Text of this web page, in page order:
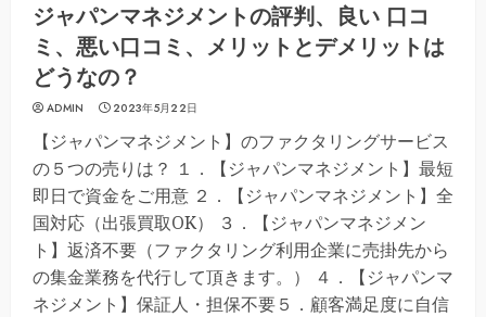
ジャパンマネジメントの評判、良い 口コ
ミ、悪い口コミ、メリットとデメリットは
どうなの？
ADMIN 2023年5月22日
【ジャパンマネジメント】のファクタリングサービス
の５つの売りは？ １．【ジャパンマネジメント】最短
即日で資金をご用意 ２．【ジャパンマネジメント】全
国対応（出張買取OK） ３．【ジャパンマネジメン
ト】返済不要（ファクタリング利用企業に売掛先から
の集金業務を代行して頂きます。） ４．【ジャパンマ
ネジメント】保証人・担保不要５．顧客満足度に自信